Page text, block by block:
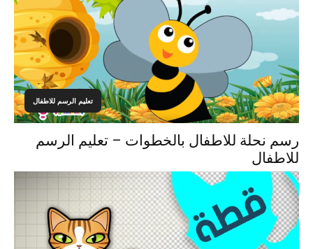
تعليم الرسم للاطفال
رسم نحلة للاطفال بالخطوات – تعليم الرسم
للاطفال